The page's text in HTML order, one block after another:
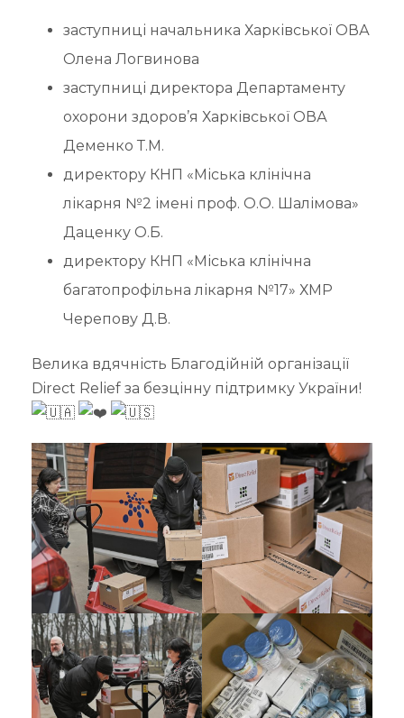
заступниці начальника Харківської ОВА
Олена Логвинова
заступниці директора Департаменту
охорони здоров’я Харківської ОВА
Деменко Т.М.
директору КНП «Міська клінічна
лікарня №2 імені проф. О.О. Шалімова»
Даценку О.Б.
директору КНП «Міська клінічна
багатопрофільна лікарня №17» ХМР
Черепову Д.В.
Велика вдячність Благодійній організації
Direct Relief за безцінну підтримку України!